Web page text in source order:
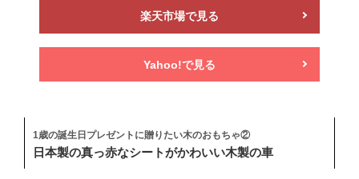
楽天市場で見る
Yahoo!で見る
1歳の誕生日プレゼントに贈りたい木のおもちゃ②
日本製の真っ赤なシートがかわいい木製の車